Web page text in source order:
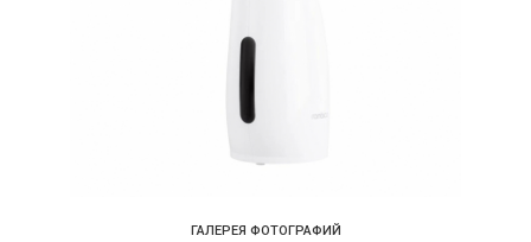
ГАЛЕРЕЯ ФОТОГРАФИЙ